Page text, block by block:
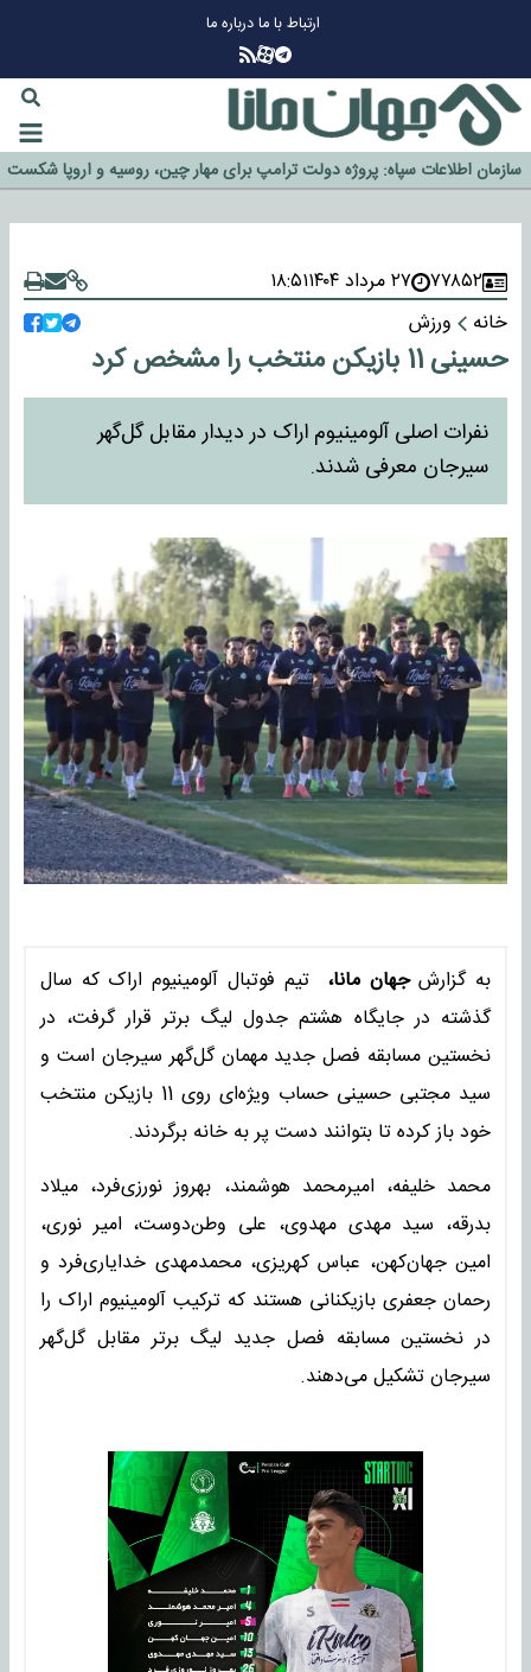
ارتباط با مادرباره ما
گزینه جدایی اوسمار روی میز مدیران پرسپولیس
آیا رئیس جمهور آمریکا قانون را دور می‌زند؟
اخراج رسمی چهره نامدار از پرسپولیس
سازمان اطلاعات سپاه: پروژه دولت ترامپ برای مهار چین، روسیه و اروپا شکست
خورد
۷۷۸۵۲ ۲۷ مرداد ۱۴۰۴
۱۸:۵۱
خانه
ورزش
حسینی 11 بازیکن منتخب را مشخص کرد
نفرات اصلی آلومینیوم اراک در دیدار مقابل گل‌گهر
سیرجان معرفی شدند.
به گزارشجهان مانا، تیم فوتبال آلومینیوم اراک که سال
گذشته در جایگاه هشتم جدول لیگ برتر قرار گرفت، در
نخستین مسابقه فصل جدید مهمان گل‌گهر سیرجان است و
سید مجتبی حسینی حساب ویژه‌ای روی 11 بازیکن منتخب
خود باز کرده تا بتوانند دست پر به خانه برگردند.
محمد خلیفه، امیرمحمد هوشمند، بهروز نورزی‌فرد، میلاد
بدرقه، سید مهدی مهدوی، علی وطن‌دوست، امیر نوری،
امین جهان‌کهن، عباس کهریزی، محمدمهدی خدایاری‌فرد و
رحمان جعفری بازیکنانی هستند که ترکیب آلومینیوم اراک را
در نخستین مسابقه فصل جدید لیگ برتر مقابل گل‌گهر
سیرجان تشکیل می‌دهند.